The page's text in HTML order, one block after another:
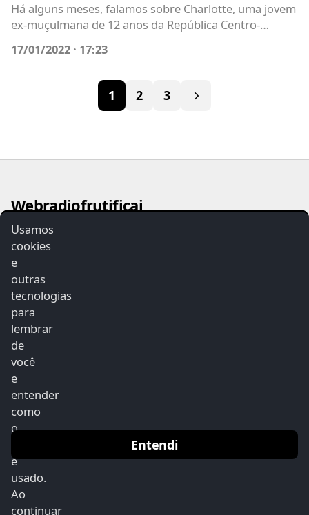
Há alguns meses, falamos sobre Charlotte, uma jovem
ex-muçulmana de 12 anos da República Centro-
17/01/2022 · 17:23
1 2 3
Usamos
cookies
e
outras
tecnologias
para
lembrar
de
você
e
entender
como
o
é
usado.
Ao
continuar
Entendi
Webradiofrutificai
Webradiofrutificai
Home
Quem Somos
Devocional
Youtube
Programação
Notícias
Vídeos
Locutores